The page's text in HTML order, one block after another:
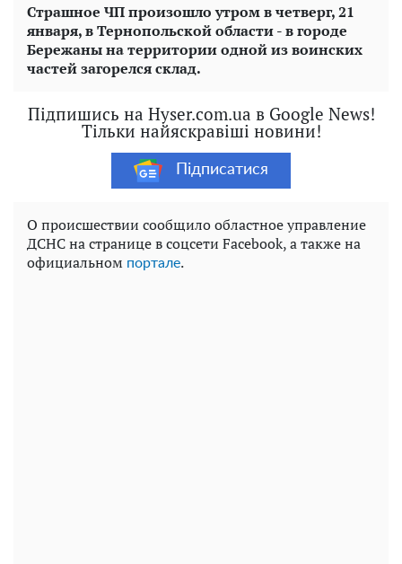
Страшное ЧП произошло утром в четверг, 21
января, в Тернопольской области - в городе
Бережаны на территории одной из воинских
частей загорелся склад.
Підпишись на Hyser.com.ua в Google News!
Тільки найяскравіші новини!
Підписатися
О происшествии сообщило областное управление
ДСНС на странице в соцсети Facebook, а также на
официальном портале.